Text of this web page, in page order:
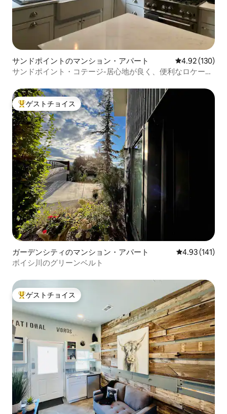
サンドポイントのマンション・アパート レビュー130
4.92 (130)
サンドポイント・コテージ-居心地が良く、便利なロケーシ
大好評のゲストチョイスです。
ゲストチョイス
ガーデンシティのマンション・アパート レビュー141
4.93 (141)
ボイシ川のグリーンベルト
大好評のゲストチョイスです。
ゲストチョイス